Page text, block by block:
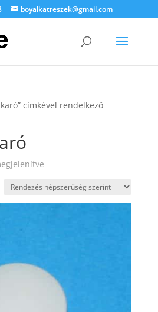
boyalkatreszek@gmail.com
címkével rendelkező
Sorted
popularity